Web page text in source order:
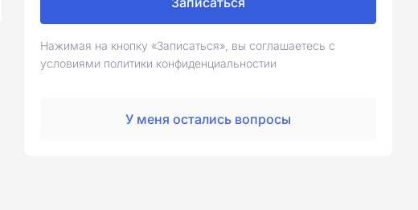
Нажимая на кнопку «Записаться», вы соглашаетесь с
условиями политики конфиденциальностии
У меня остались вопросы